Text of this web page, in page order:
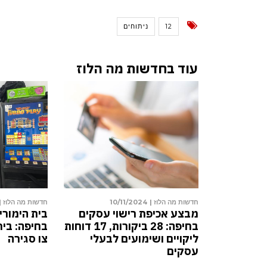
12 ניתוחים
עוד בחדשות מה הלוז
חדשות מה הלוז | 23/03/2025
הסיבה שמשרדי עורכי דין תל
אביבים החלו לפתוח סניפים
בחיפה והקריות
חדשות מה הלוז |
מבצע
ליקויים